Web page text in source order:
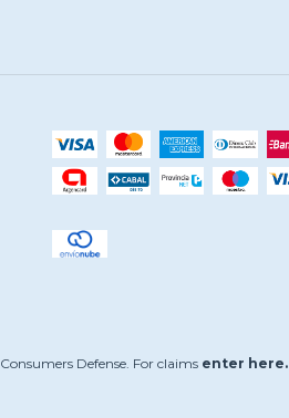
Consumers Defense. For claims enter here.